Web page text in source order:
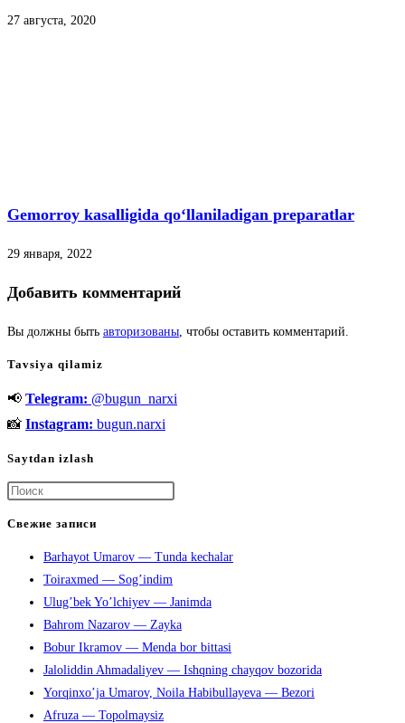
27 августа, 2020
Gemorroy kasalligida qo‘llaniladigan preparatlar
29 января, 2022
Добавить комментарий
Вы должны быть авторизованы, чтобы оставить комментарий.
Tavsiya qilamiz
📢 Telegram: @bugun_narxi
📸 Instagram: bugun.narxi
Saytdan izlash
чтобы
панель
поиска.
Свежие записи
Barhayot Umarov — Tunda kechalar
Toiraxmed — Sog’indim
Ulug’bek Yo’lchiyev — Janimda
Bahrom Nazarov — Zayka
Bobur Ikramov — Menda bor bittasi
Jaloliddin Ahmadaliyev — Ishqning chayqov bozorida
Yorqinxo’ja Umarov, Noila Habibullayeva — Bezori
Afruza — Topolmaysiz